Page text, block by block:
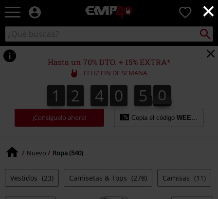
×
EMP
Música,
TV
&
Gaming
Merch
-
Ropa
Alternativa
0
Buscar
en
el
catálogo
Buscar
Hasta un 70% DTO. + 15% EXTRA*
FELIZ FIN DE SEMANA
1
1 2
2 4
4 0
0 4
5
4 8
9
8
0
9
¡Consíguelo ahora! Copia el código WEEKEND
Nuevo Ropa (540)
Vestidos (23) Camisetas & Tops (278) Camisas (11)